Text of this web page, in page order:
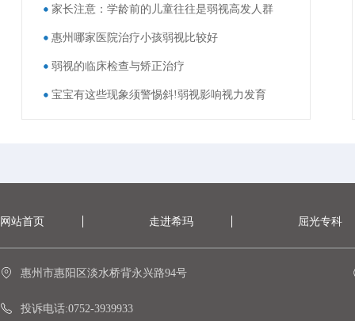
家长注意：学龄前的儿童往往是弱视高发人群
惠州哪家医院治疗小孩弱视比较好
弱视的临床检查与矫正治疗
宝宝有这些现象须警惕斜!弱视影响视力发育
网站首页 走进希玛 屈光专科
惠州市惠阳区淡水桥背永兴路94号
投诉电话:0752-3939933